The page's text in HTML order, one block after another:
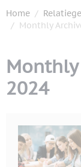
Home /
/ Monthly
Monthly
2024